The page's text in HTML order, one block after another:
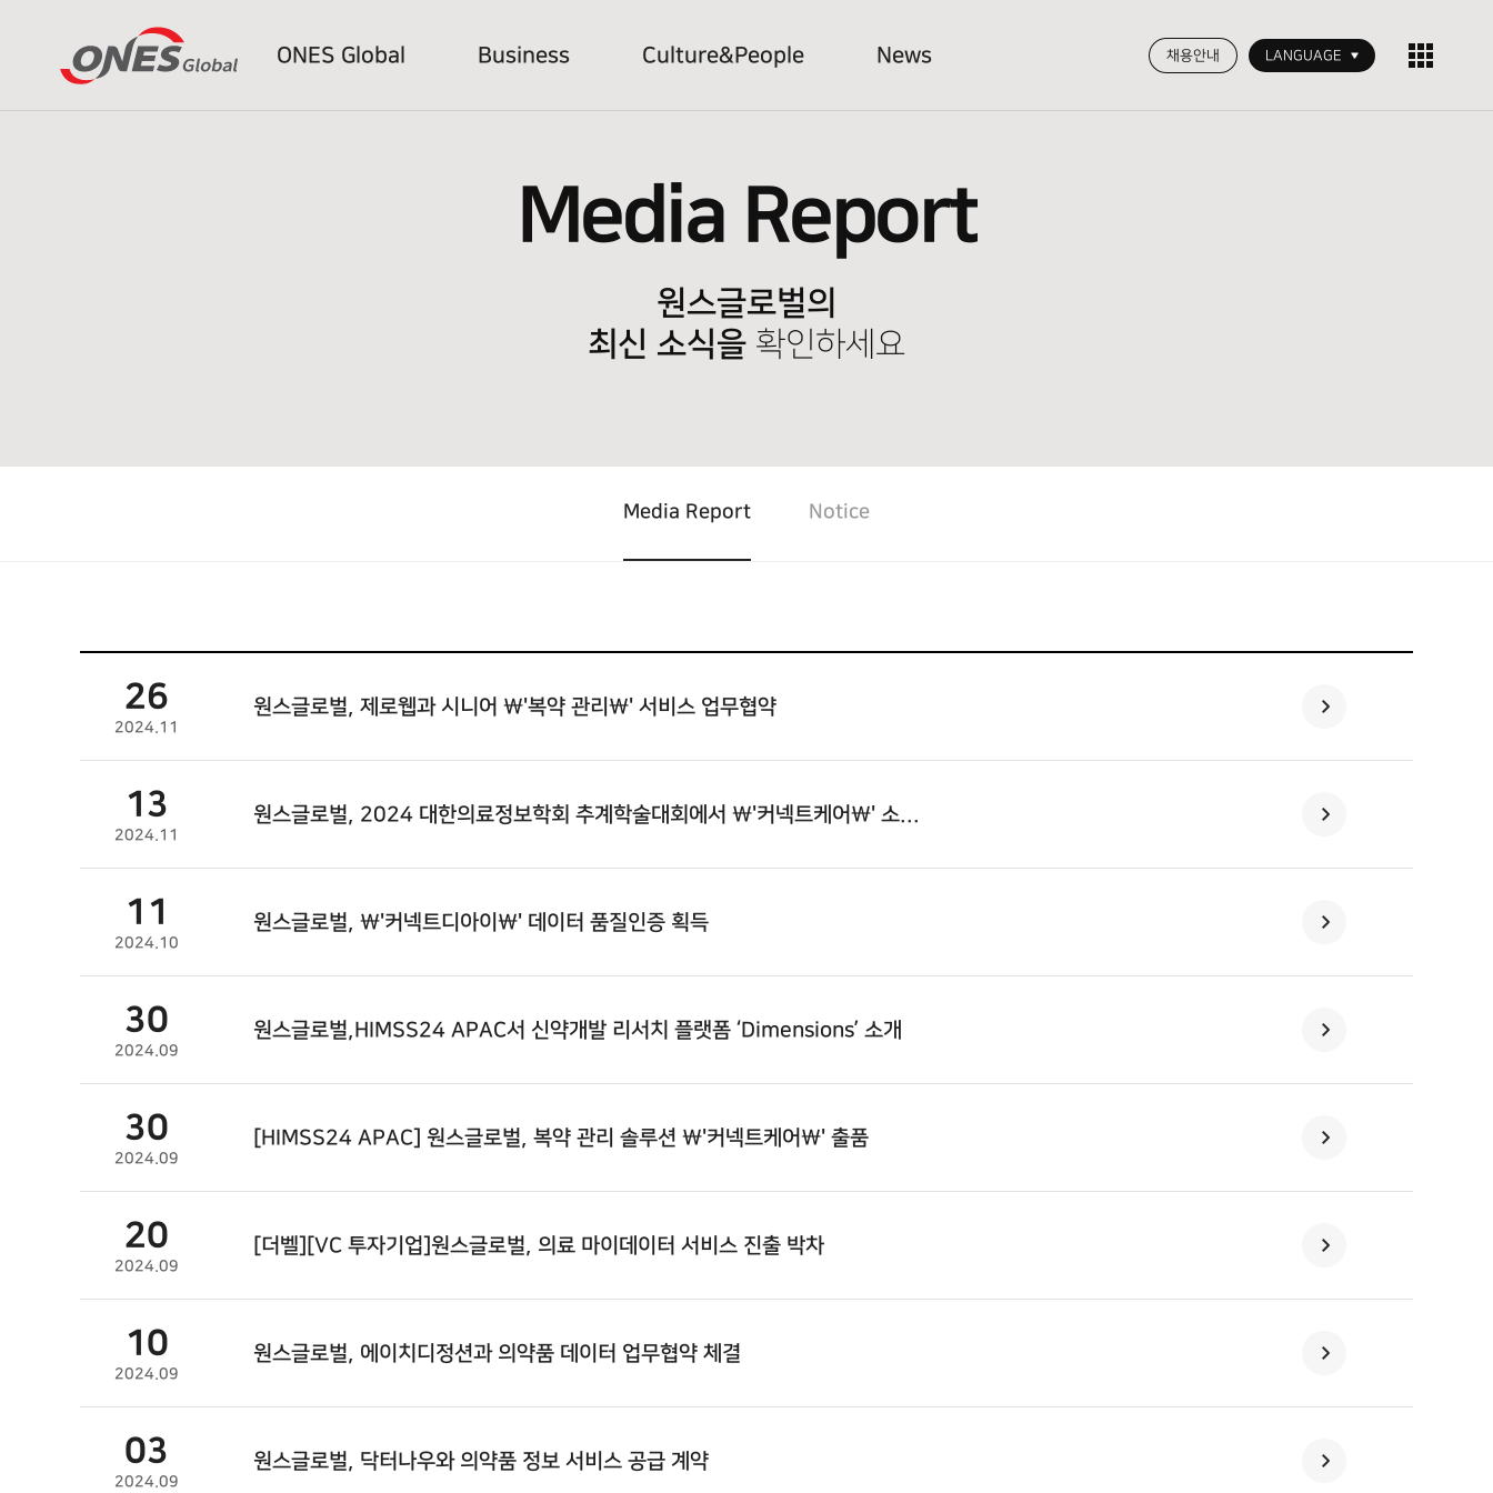
ONES Global Business Culture&People News 채용안내 LANGUAGE
Media Report
원스글로벌의
최신 소식을 확인하세요
Media Report Notice
26
2024.11
원스글로벌, 제로웹과 시니어 \'복약 관리\' 서비스 업무협약
13
2024.11
원스글로벌, 2024 대한의료정보학회 추계학술대회에서 \'커넥트케어\' 소...
11
2024.10
원스글로벌, \'커넥트디아이\' 데이터 품질인증 획득
30
2024.09
원스글로벌,HIMSS24 APAC서 신약개발 리서치 플랫폼 ‘Dimensions’ 소개
30
2024.09
[HIMSS24 APAC] 원스글로벌, 복약 관리 솔루션 \'커넥트케어\' 출품
20
2024.09
[더벨][VC 투자기업]원스글로벌, 의료 마이데이터 서비스 진출 박차
10
2024.09
원스글로벌, 에이치디정션과 의약품 데이터 업무협약 체결
03
2024.09
원스글로벌, 닥터나우와 의약품 정보 서비스 공급 계약